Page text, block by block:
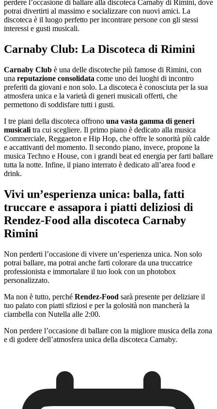
perdere l’occasione di ballare alla discoteca Carnaby di Rimini, dove
potrai divertirti al massimo e socializzare con nuovi amici. La
discoteca è il luogo perfetto per incontrare persone con gli stessi
interessi e gusti musicali.
Carnaby Club: La Discoteca di Rimini
Carnaby Club è una delle discoteche più famose di Rimini, con
una reputazione consolidata come uno dei luoghi di incontro
preferiti da giovani e non solo. La discoteca è conosciuta per la sua
atmosfera unica e la varietà di generi musicali offerti, che
permettono di soddisfare tutti i gusti.
I tre piani della discoteca offrono una vasta gamma di generi
musicali tra cui scegliere. Il primo piano è dedicato alla musica
Commerciale, Reggaeton e Hip Hop, che offre le sonorità più calde
e accattivanti del momento. Il secondo piano, invece, propone la
musica Techno e House, con i grandi beat ed energia per farti ballare
tutta la notte. Infine, il piano interrato è dedicato all’area food e
drink.
Vivi un’esperienza unica: balla, fatti
truccare e assapora i piatti deliziosi di
Rendez-Food alla discoteca Carnaby
Rimini
Non perderti l’occasione di vivere un’esperienza unica. Non solo
potrai ballare, ma potrai anche farti colorare da una truccatrice
professionista e immortalare il tuo look con un photobox
personalizzato.
Ma non è tutto, perché Rendez-Food sarà presente per deliziare il
tuo palato con piatti sfiziosi e per la golosità non mancherà la
ciambella con Nutella alle 2:00.
Non perdere l’occasione di ballare con la migliore musica della zona
e di godere dell’atmosfera unica della discoteca Carnaby.